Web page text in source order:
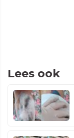
Lees ook